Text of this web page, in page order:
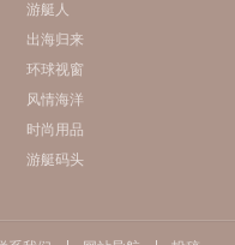
游艇人
出海归来
环球视窗
风情海洋
时尚用品
游艇码头